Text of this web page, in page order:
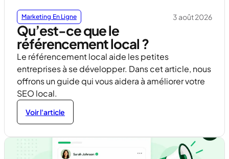
Marketing En Ligne 3 août 2026
Qu’est-ce que le
référencement local ?
Le référencement local aide les petites
entreprises à se développer. Dans cet article, nous
offrons un guide qui vous aidera à améliorer votre
SEO local.
Voir l'article